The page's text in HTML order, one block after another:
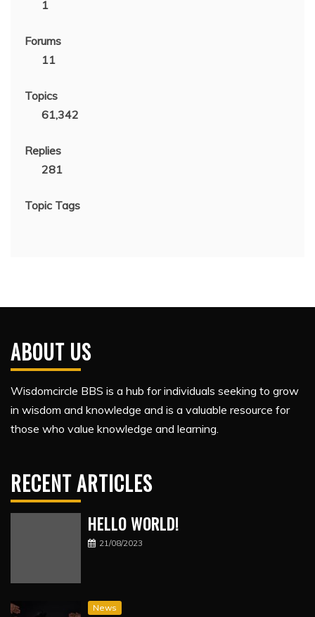
1
Forums
11
Topics
61,342
Replies
281
Topic Tags
ABOUT US
Wisdomcircle BBS is a hub for individuals seeking to grow
in wisdom and knowledge and is a valuable resource for
those who value knowledge and learning.
RECENT ARTICLES
HELLO WORLD!
21/08/2023
News